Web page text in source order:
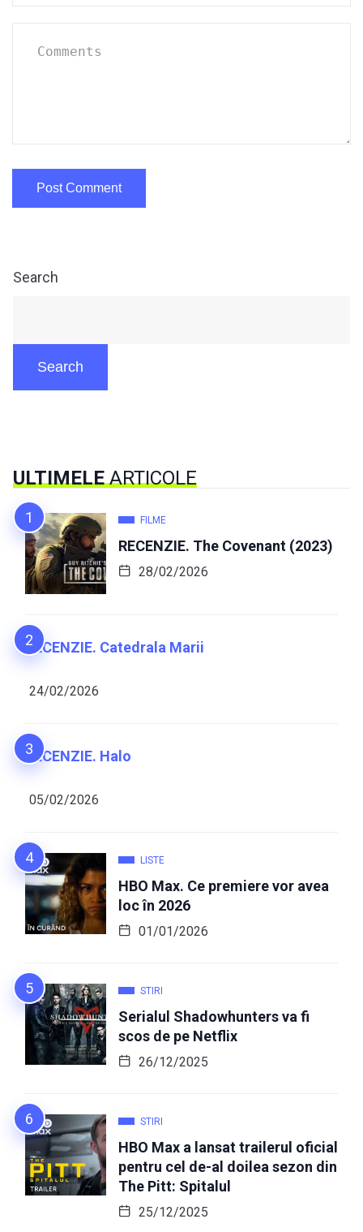
Search
Search
ULTIMELEARTICOLE
FILME
RECENZIE. The Covenant (2023)
28/02/2026
RECENZIE. Catedrala Marii
24/02/2026
RECENZIE. Halo
05/02/2026
LISTE
HBO Max. Ce premiere vor avea
loc în 2026
01/01/2026
STIRI
Serialul Shadowhunters va fi
scos de pe Netflix
26/12/2025
STIRI
HBO Max a lansat trailerul oficial
pentru cel de-al doilea sezon din
The Pitt: Spitalul
25/12/2025